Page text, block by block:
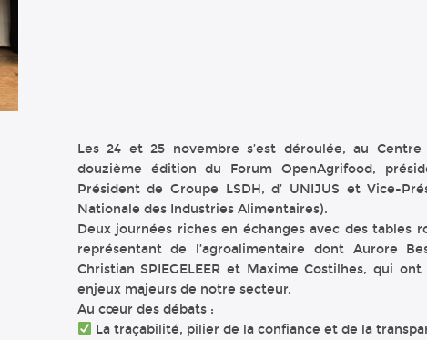
Les 24 et 25 novembre s’est déroulée, au Centre
douzième édition du Forum OpenAgrifood,
Président de Groupe LSDH, d’ UNIJUS et Vice-
Nationale des Industries Alimentaires).
Deux journées riches en échanges avec des tables
représentant de l’agroalimentaire dont Aurore
Christian SPIEGELEER et Maxime Costilhes, qui
enjeux majeurs de notre secteur.
Au cœur des débats :
La traçabilité, pilier de la confiance et de la